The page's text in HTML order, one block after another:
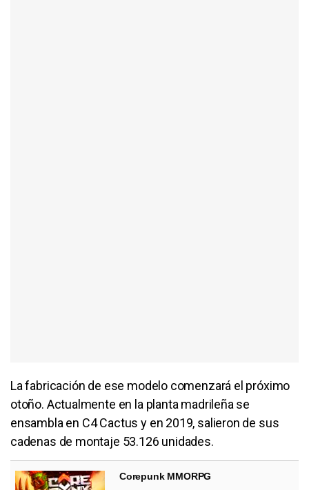
La fabricación de ese modelo comenzará el próximo
otoño. Actualmente en la planta madrileña se
ensambla en C4 Cactus y en 2019, salieron de sus
cadenas de montaje 53.126 unidades.
Corepunk MMORPG